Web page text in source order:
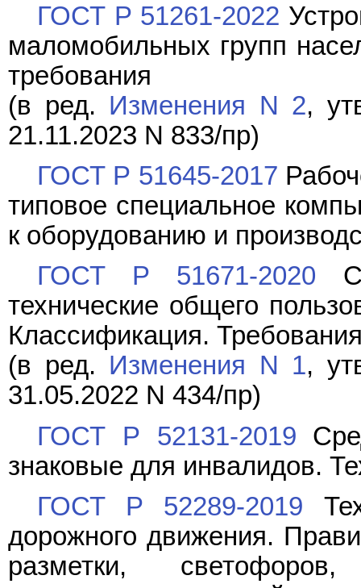
ГОСТ Р 51261-2022
маломобильных групп
требования
(в ред. Изменения N 2,
21.11.2023 N 833/пр)
ГОСТ Р 51645-2017
типовое специальное
к оборудованию и
ГОСТ Р 51671-2020
технические общего
Классификация.
(в ред. Изменения N 1,
31.05.2022 N 434/пр)
ГОСТ Р 52131-2019
знаковые для инвалидов.
ГОСТ Р 52289-2019
дорожного движения.
разметки,